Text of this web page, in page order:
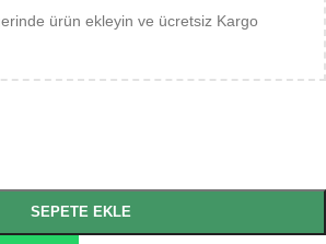
ürün ekleyin ve ücretsiz Kargo
SEPETE EKLE